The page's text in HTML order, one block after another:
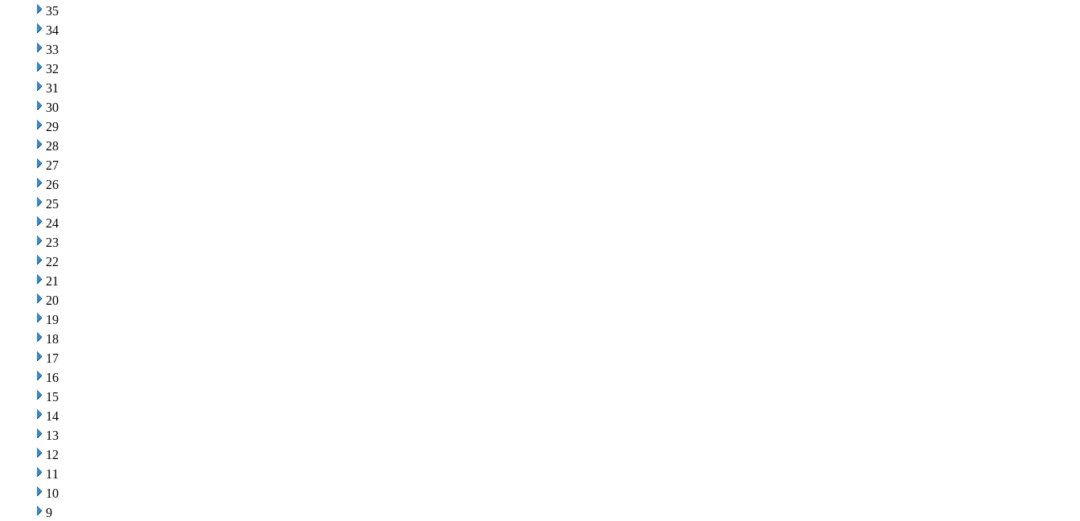
35
34
33
32
31
30
29
28
27
26
25
24
23
22
21
20
19
18
17
16
15
14
13
12
11
10
9